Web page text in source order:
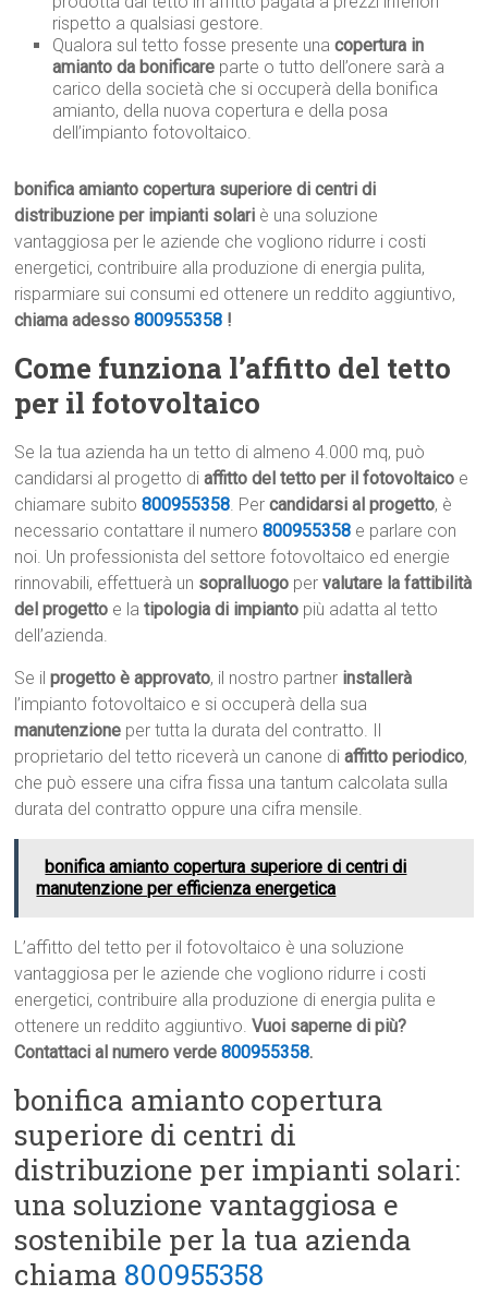
rispetto a qualsiasi gestore.
Qualora sul tetto fosse presente unacopertura in
amianto da bonificare parte o tutto dell’onere sarà a
carico della società che si occuperà della bonifica
amianto, della nuova copertura e della posa
dell’impianto fotovoltaico.
bonifica amianto copertura superiore di centri di
distribuzione per impianti solari è una soluzione
vantaggiosa per le aziende che vogliono ridurre i costi
energetici, contribuire alla produzione di energia pulita,
risparmiare sui consumi ed ottenere un reddito aggiuntivo,
chiama adesso800955358 !
Come funziona l’affitto del tetto
per il fotovoltaico
Se la tua azienda ha un tetto di almeno 4.000 mq, può
candidarsi al progetto diaffitto del tetto per il fotovoltaico e
chiamare subito800955358. Percandidarsi al progetto, è
necessario contattare il numero800955358 e parlare con
noi. Un professionista del settore fotovoltaico ed energie
rinnovabili, effettuerà un sopralluogo pervalutare la fattibilità
del progetto e latipologia di impianto più adatta al tetto
dell’azienda.
Se ilprogetto è approvato, il nostro partner installerà
l’impianto fotovoltaico e si occuperà della sua
manutenzione per tutta la durata del contratto. Il
proprietario del tetto riceverà un canone diaffitto periodico,
che può essere una cifra fissa una tantum calcolata sulla
durata del contratto oppure una cifra mensile.
bonifica amianto copertura superiore di centri di
manutenzione per efficienza energetica
L’affitto del tetto per il fotovoltaico è una soluzione
vantaggiosa per le aziende che vogliono ridurre i costi
energetici, contribuire alla produzione di energia pulita e
ottenere un reddito aggiuntivo.Vuoi saperne di più?
Contattaci al numero verde800955358.
bonifica amianto copertura
superiore di centri di
distribuzione per impianti solari:
una soluzione vantaggiosa e
sostenibile per la tua azienda
chiama 800955358